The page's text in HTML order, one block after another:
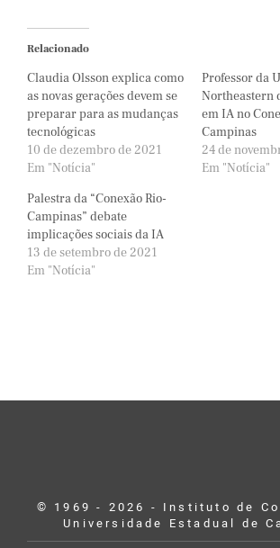
Relacionado
Claudia Olsson explica como
as novas gerações devem se
preparar para as mudanças
tecnológicas
10 de dezembro de 2021
Em "Notícia"
Professor da
Northeastern
em IA no
Campinas
24 de
Em "Notícia"
Palestra da “Conexão Rio-
Campinas” debate
implicações sociais da IA
13 de setembro de 2021
Em "Notícia"
© 1969 - 2026 - Instituto de
Universidade Estadual de